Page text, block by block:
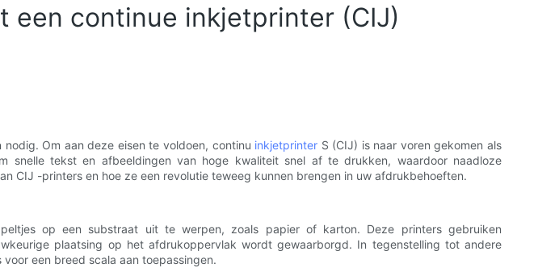
een continue inkjetprinter (CIJ)
Om aan deze eisen te voldoen, continu inkjetprinter S (CIJ) is naar voren gekomen als
snelle tekst en afbeeldingen van hoge kwaliteit snel af te drukken, waardoor naadloze
CIJ -printers en hoe ze een revolutie teweeg kunnen brengen in uw afdrukbehoeften.
op een substraat uit te werpen, zoals papier of karton. Deze printers gebruiken
plaatsing op het afdrukoppervlak wordt gewaarborgd. In tegenstelling tot andere
een breed scala aan toepassingen.